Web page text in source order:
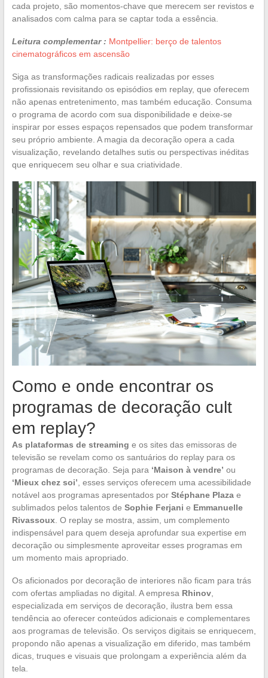
cada projeto, são momentos-chave que merecem ser revistos e
analisados com calma para se captar toda a essência.
Leitura complementar : Montpellier: berço de talentos
cinematográficos em ascensão
Siga as transformações radicais realizadas por esses
profissionais revisitando os episódios em replay, que oferecem
não apenas entretenimento, mas também educação. Consuma
o programa de acordo com sua disponibilidade e deixe-se
inspirar por esses espaços repensados que podem transformar
seu próprio ambiente. A magia da decoração opera a cada
visualização, revelando detalhes sutis ou perspectivas inéditas
que enriquecem seu olhar e sua criatividade.
Como e onde encontrar os
programas de decoração cult
em replay?
As plataformas de streaming e os sites das emissoras de
televisão se revelam como os santuários do replay para os
programas de decoração. Seja para ‘Maison à vendre’ ou
‘Mieux chez soi’ , esses serviços oferecem uma acessibilidade
notável aos programas apresentados por Stéphane Plazae
sublimados pelos talentos de Sophie Ferjani e Emmanuelle
Rivassoux. O replay se mostra, assim, um complemento
indispensável para quem deseja aprofundar sua expertise em
decoração ou simplesmente aproveitar esses programas em
um momento mais apropriado.
Os aficionados por decoração de interiores não ficam para trás
com ofertas ampliadas no digital. A empresa Rhinov,
especializada em serviços de decoração, ilustra bem essa
tendência ao oferecer conteúdos adicionais e complementares
aos programas de televisão. Os serviços digitais se enriquecem,
propondo não apenas a visualização em diferido, mas também
dicas, truques e visuais que prolongam a experiência além da
tela.